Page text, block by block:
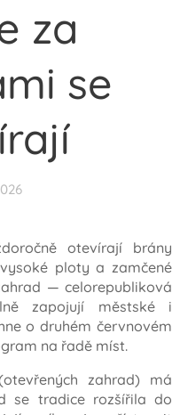
za
se
otevírají brány
ploty a zamčené
— celorepubliková
zapojují městské i
o druhém červnovém
na řadě míst.
zahrad) má
se tradice rozšířila do